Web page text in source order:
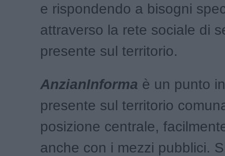
e rispondendo a bisogni
attraverso la rete sociale di
presente sul territorio.
AnzianInforma è un punto
presente sul territorio
posizione centrale,
anche con i mezzi pubblici.